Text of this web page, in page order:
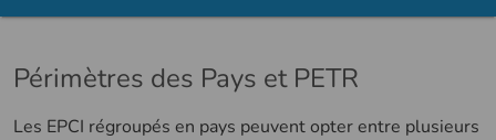
Périmètres des Pays et PETR
Les EPCI régroupés en pays peuvent opter entre plusieurs